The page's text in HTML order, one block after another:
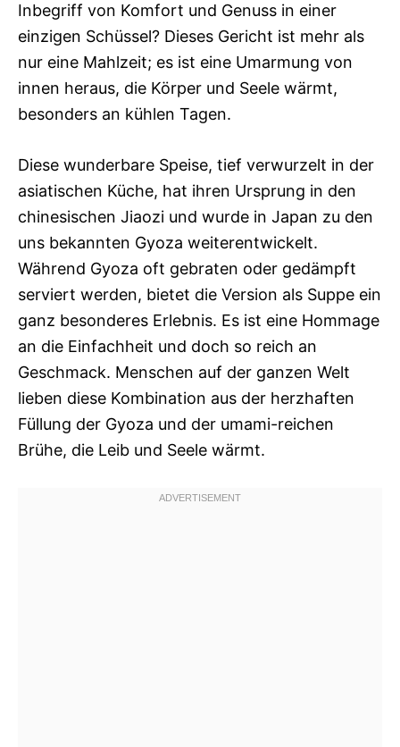
Inbegriff von Komfort und Genuss in einer
einzigen Schüssel? Dieses Gericht ist mehr als
nur eine Mahlzeit; es ist eine Umarmung von
innen heraus, die Körper und Seele wärmt,
besonders an kühlen Tagen.
Diese wunderbare Speise, tief verwurzelt in der
asiatischen Küche, hat ihren Ursprung in den
chinesischen Jiaozi und wurde in Japan zu den
uns bekannten Gyoza weiterentwickelt.
Während Gyoza oft gebraten oder gedämpft
serviert werden, bietet die Version als Suppe ein
ganz besonderes Erlebnis. Es ist eine Hommage
an die Einfachheit und doch so reich an
Geschmack. Menschen auf der ganzen Welt
lieben diese Kombination aus der herzhaften
Füllung der Gyoza und der umami-reichen
Brühe, die Leib und Seele wärmt.